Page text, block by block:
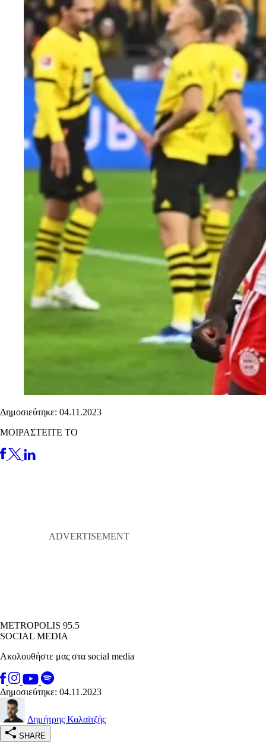
Δημοσιεύτηκε: 04.11.2023
ΜΟΙΡΑΣΤΕΙΤΕ ΤΟ
METROPOLIS 95.5
SOCIAL MEDIA
Ακολουθήστε μας στα social media
Δημοσιεύτηκε: 04.11.2023
Δημήτρης Καλαϊτζής
SHARE